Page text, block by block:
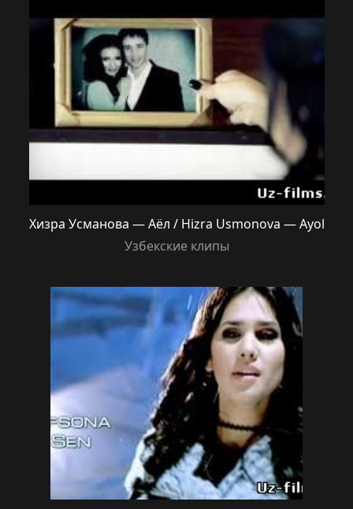
Хизра Усманова — Аёл / Hizra Usmonova — Ayol
Узбекские клипы